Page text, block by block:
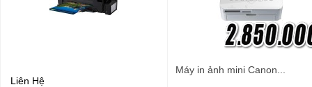
Liên Hệ
Máy in ảnh mini Canon...